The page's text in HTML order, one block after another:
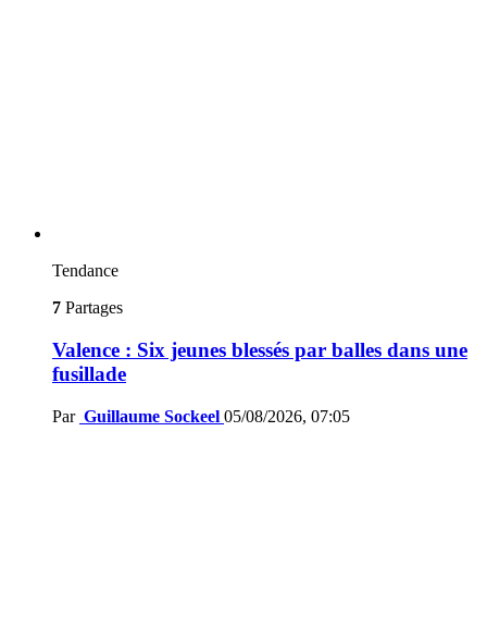
Tendance
7 Partages
Valence : Six jeunes blessés par balles dans une
fusillade
Par Guillaume Sockeel 05/08/2026, 07:05